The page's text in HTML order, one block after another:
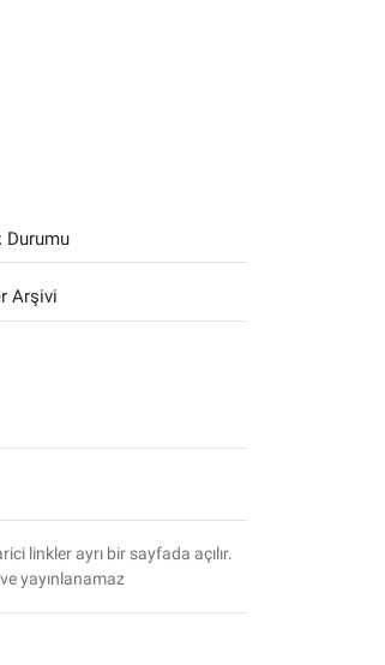
Durumu
Arşivi
linkler ayrı bir sayfada açılır.
yayınlanamaz